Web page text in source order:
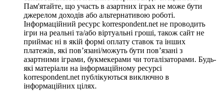
Пам'ятайте, що участь в азартних іграх не може бути
джерелом доходів або альтернативою роботі.
Інформаційний ресурс korrespondent.net не проводить
ігри на реальні та/або віртуальні гроші, також сайт не
приймає ні в якій формі оплату ставок та інших
платежів, які пов’язані/можуть бути пов’язані з
азартними іграми, букмекерами чи тоталізаторами. Будь-
які матеріали на інформаційному ресурсі
korrespondent.net публікуються виключно в
інформаційних цілях.